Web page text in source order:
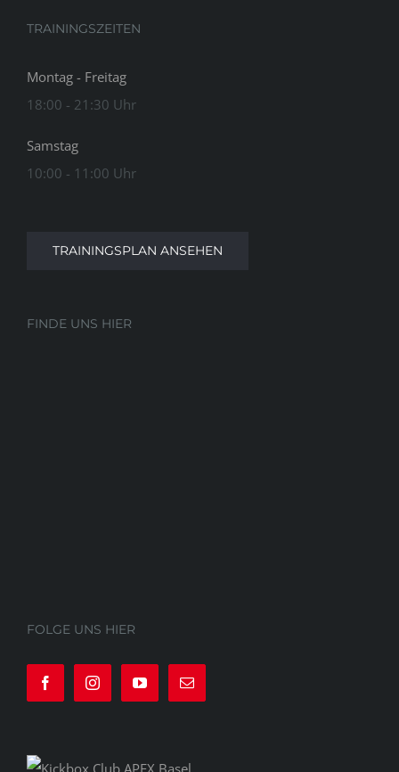
TRAININGSZEITEN
Montag - Freitag
18:00 - 21:30 Uhr
Samstag
10:00 - 11:00 Uhr
TRAININGSPLAN ANSEHEN
FINDE UNS HIER
FOLGE UNS HIER